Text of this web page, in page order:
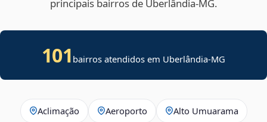
principais bairros de Uberlândia‑MG.
101 bairros atendidos em Uberlândia-MG
Aclimação Aeroporto Alto Umuarama